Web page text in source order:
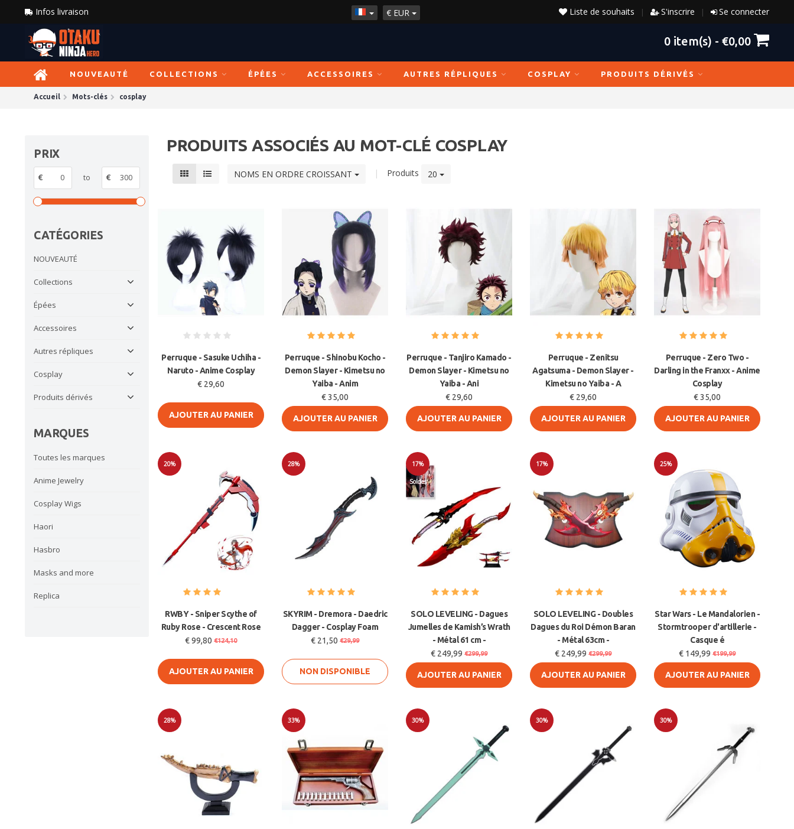
Infos livraison € EUR Se connecter
|
S'inscrire
|
Liste de souhaits
0 item(s) - €0,00
NOUVEAUTÉ COLLECTIONS ÉPÉES ACCESSOIRES AUTRES RÉPLIQUES COSPLAY PRODUITS DÉRIVÉS
Accueil Mots-clés cosplay
PRIX
€ to €
CATÉGORIES
NOUVEAUTÉ
Collections
Épées
Accessoires
Autres répliques
Cosplay
Produits dérivés
MARQUES
Toutes les marques
Anime Jewelry
Cosplay Wigs
Haori
Hasbro
Masks and more
Replica
PRODUITS ASSOCIÉS AU MOT-CLÉ COSPLAY
NOMS EN ORDRE CROISSANT | Produits 20
Perruque - Sasuke Uchiha -
Naruto - Anime Cosplay
€ 29,60
AJOUTER AU PANIER
Perruque - Shinobu Kocho -
Demon Slayer - Kimetsu no
Yaiba - Anim
€ 35,00
AJOUTER AU PANIER
Perruque - Tanjiro Kamado -
Demon Slayer - Kimetsu no
Yaiba - Ani
€ 29,60
AJOUTER AU PANIER
Perruque - Zenitsu
Agatsuma - Demon Slayer -
Kimetsu no Yaiba - A
€ 29,60
AJOUTER AU PANIER
Perruque - Zero Two -
Darling in the Franxx - Anime
Cosplay
€ 35,00
AJOUTER AU PANIER
20%
RWBY - Sniper Scythe of
Ruby Rose - Crescent Rose
€ 99,80 €124,10
AJOUTER AU PANIER
28%
SKYRIM - Dremora - Daedric
Dagger - Cosplay Foam
€ 21,50 €29,99
NON DISPONIBLE
17%
Soldes
SOLO LEVELING - Dagues
Jumelles de Kamish’s Wrath
- Métal 61 cm -
€ 249,99 €299,99
AJOUTER AU PANIER
17%
SOLO LEVELING - Doubles
Dagues du Roi Démon Baran
- Métal 63cm -
€ 249,99 €299,99
AJOUTER AU PANIER
25%
Star Wars - Le Mandalorien -
Stormtrooper d'artillerie -
Casque é
€ 149,99 €199,99
AJOUTER AU PANIER
28% 33%
Soldes
30% 30% 30%